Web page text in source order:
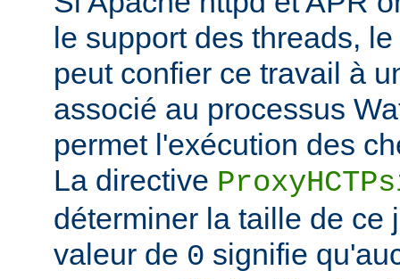
le support des threads,
peut confier ce travail à
associé au processus
permet l'exécution des
La directive
déterminer la taille de ce
valeur de 0 signifie